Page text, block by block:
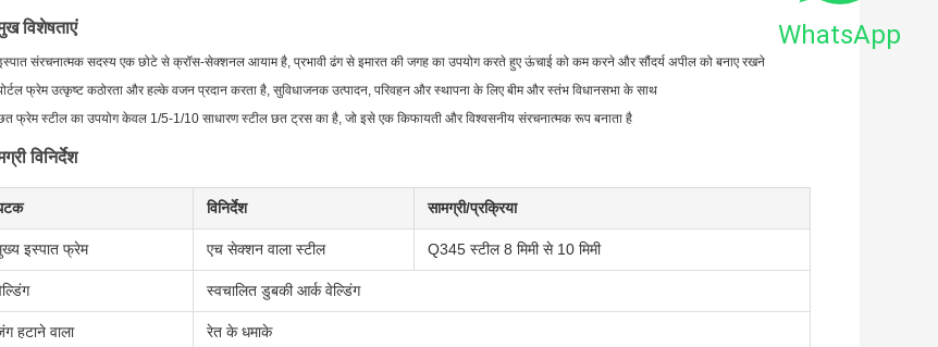
विशेषताएं
संरचनात्मक सदस्य एक छोटे से क्रॉस-सेक्शनल आयाम है, प्रभावी ढंग से इमारत की जगह का उपयोग करते हुए ऊंचाई को कम करने और सौंदर्य अपील को बनाए रखने
फ्रेम उत्कृष्ट कठोरता और हल्के वजन प्रदान करता है, सुविधाजनक उत्पादन, परिवहन और स्थापना के लिए बीम और स्तंभ विधानसभा के साथ
फ्रेम स्टील का उपयोग केवल 1/5-1/10 साधारण स्टील छत ट्रस का है, जो इसे एक किफायती और विश्वसनीय संरचनात्मक रूप बनाता है
विनिर्देश
विनिर्देश सामग्री/प्रक्रिया
इस्पात फ्रेम एच सेक्शन वाला स्टील Q345 स्टील 8 मिमी से 10 मिमी
स्वचालित डुबकी आर्क वेल्डिंग
हटाने वाला रेत के धमाके
WhatsApp